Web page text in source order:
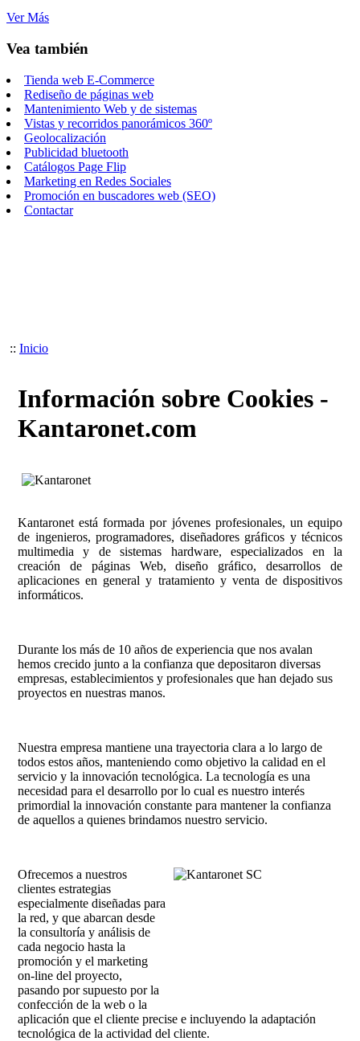
Ver Más
Vea también
Tienda web E-Commerce
Rediseño de páginas web
Mantenimiento Web y de sistemas
Vistas y recorridos panorámicos 360º
Geolocalización
Publicidad bluetooth
Catálogos Page Flip
Marketing en Redes Sociales
Promoción en buscadores web (SEO)
Contactar
:: Inicio
Información sobre Cookies -
Kantaronet.com
Kantaronet está formada por jóvenes profesionales, un equipo
de ingenieros, programadores, diseñadores gráficos y técnicos
multimedia y de sistemas hardware, especializados en la
creación de páginas Web, diseño gráfico, desarrollos de
aplicaciones en general y tratamiento y venta de dispositivos
informáticos.
Durante los más de 10 años de experiencia que nos avalan
hemos crecido junto a la confianza que depositaron diversas
empresas, establecimientos y profesionales que han dejado sus
proyectos en nuestras manos.
Nuestra empresa mantiene una trayectoria clara a lo largo de
todos estos años, manteniendo como objetivo la calidad en el
servicio y la innovación tecnológica. La tecnología es una
necesidad para el desarrollo por lo cual es nuestro interés
primordial la innovación constante para mantener la confianza
de aquellos a quienes brindamos nuestro servicio.
Ofrecemos a nuestros
clientes estrategias
especialmente diseñadas para
la red, y que abarcan desde
la consultoría y análisis de
cada negocio hasta la
promoción y el marketing
on-line del proyecto,
pasando por supuesto por la
confección de la web o la
aplicación que el cliente precise e incluyendo la adaptación
tecnológica de la actividad del cliente.